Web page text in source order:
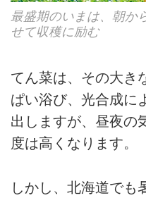
最盛期のいまは、朝か
せて収穫に励む
てん菜は、その大き
ぱい浴び、光合成に
出しますが、昼夜の
度は高くなります。
しかし、北海道でも